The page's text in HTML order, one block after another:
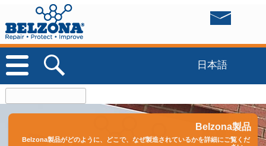
日本語
Belzona製品がどのように、どこで、なぜ製造されているかを詳細にご覧くだ
さい。
オリジナルな多目的補修材